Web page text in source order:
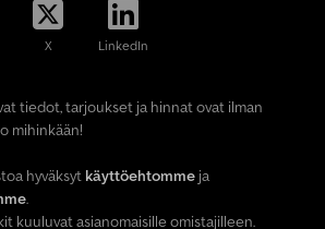
X LinkedIn
tiedot, tarjoukset ja hinnat ovat ilman
mihinkään!
hyväksyt käyttöehtomme ja
.
kuuluvat asianomaisille omistajilleen.